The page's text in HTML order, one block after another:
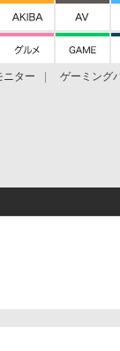
ニター ゲーミング